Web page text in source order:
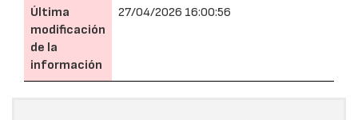
Última
modificación
de la
información
27/04/2026 16:00:56